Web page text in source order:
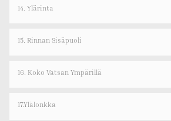
14. Ylärinta
15. Rinnan Sisäpuoli
16. Koko Vatsan Ympärillä
17.Ylälonkka